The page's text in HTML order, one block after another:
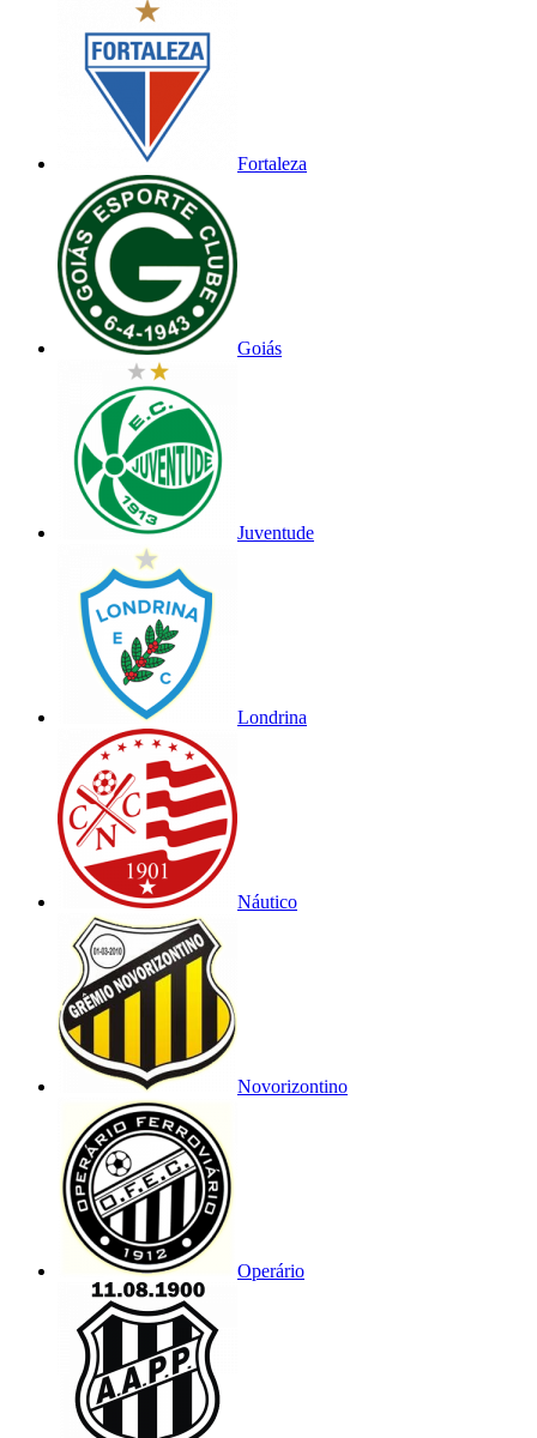
Fortaleza
Goiás
Juventude
Londrina
Náutico
Novorizontino
Operário